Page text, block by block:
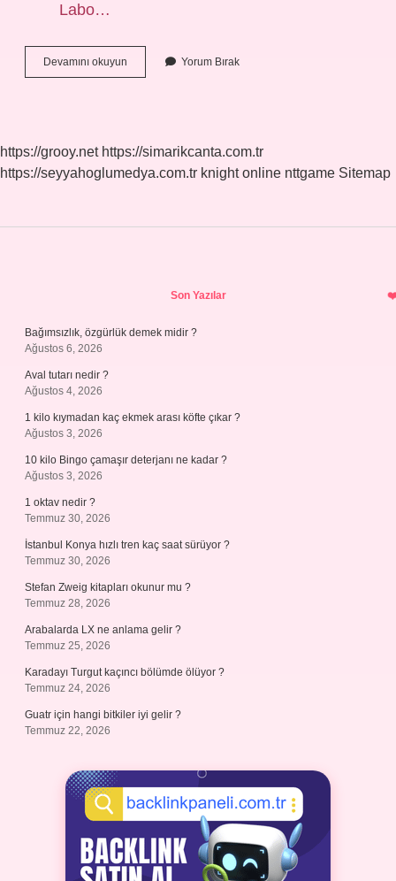
Labo…
Devamını okuyun Antalyanın
Yiyecek
Yorum Bırak
https://grooy.net https://simarikcanta.com.tr
https://seyyahoglumedya.com.tr knight online nttgame Sitemap
Son Yazılar
Bağımsızlık, özgürlük demek midir ?
Ağustos 6, 2026
Aval tutarı nedir ?
Ağustos 4, 2026
1 kilo kıymadan kaç ekmek arası köfte çıkar ?
Ağustos 3, 2026
10 kilo Bingo çamaşır deterjanı ne kadar ?
Ağustos 3, 2026
1 oktav nedir ?
Temmuz 30, 2026
İstanbul Konya hızlı tren kaç saat sürüyor ?
Temmuz 30, 2026
Stefan Zweig kitapları okunur mu ?
Temmuz 28, 2026
Arabalarda LX ne anlama gelir ?
Temmuz 25, 2026
Karadayı Turgut kaçıncı bölümde ölüyor ?
Temmuz 24, 2026
Guatr için hangi bitkiler iyi gelir ?
Temmuz 22, 2026